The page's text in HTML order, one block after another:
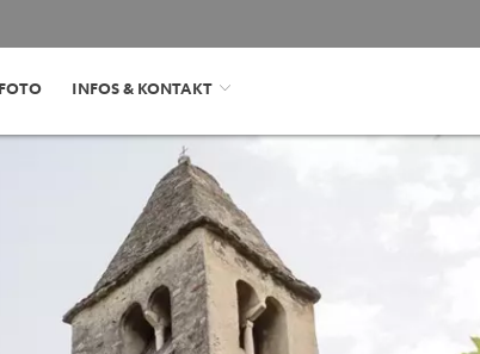
FOTO INFOS & KONTAKT